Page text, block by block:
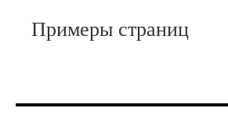
Примеры страниц